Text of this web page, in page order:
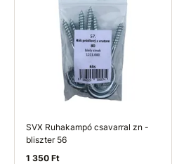
SVX Ruhakampó csavarral zn -
bliszter 56
1 350 Ft